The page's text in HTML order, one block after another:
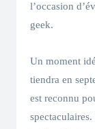
l’occasion
geek.
Un moment
tiendra en
est reconnu